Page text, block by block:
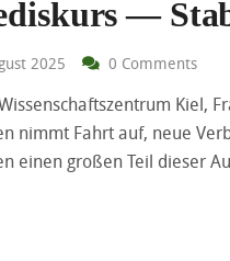
—
2025 0 Comments
Kiel,
nimmt Fahrt auf, neue
einen großen Teil dieser